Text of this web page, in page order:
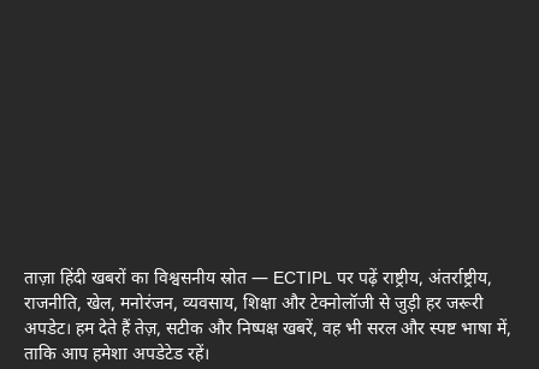
ताज़ा हिंदी खबरों का विश्वसनीय स्रोत — ECTIPL पर पढ़ें राष्ट्रीय, अंतर्राष्ट्रीय,
राजनीति, खेल, मनोरंजन, व्यवसाय, शिक्षा और टेक्नोलॉजी से जुड़ी हर जरूरी
अपडेट। हम देते हैं तेज़, सटीक और निष्पक्ष खबरें, वह भी सरल और स्पष्ट भाषा में,
ताकि आप हमेशा अपडेटेड रहें।